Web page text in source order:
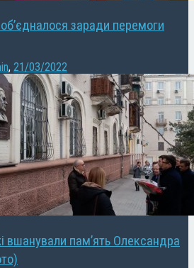
заради перемоги
, 21/03/2022
вшанували пам’ять Олександра